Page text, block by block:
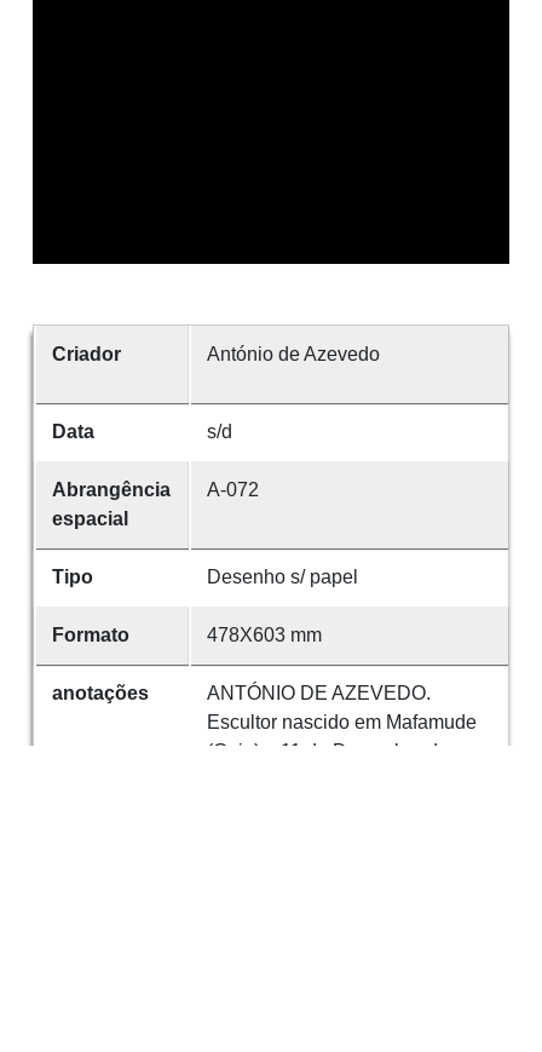
Criador António de Azevedo
Data s/d
Abrangência
espacial
A-072
Tipo Desenho s/ papel
Formato 478X603 mm
anotações
ANTÓNIO DE AZEVEDO.
Escultor nascido em Mafamude
(Gaia) a 11 de Dezembro de